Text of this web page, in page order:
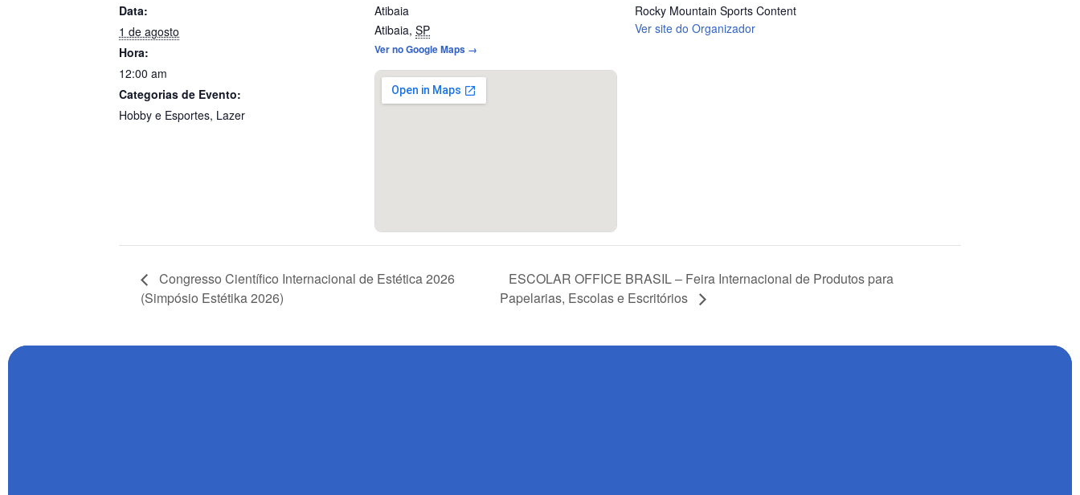
Data:
1 de agosto
Hora:
12:00 am
Categorias de Evento:
Hobby e Esportes, Lazer
Atibaia
Atibaia, SP
Ver no Google Maps →
Rocky Mountain Sports Content
Ver site do Organizador
Congresso Científico Internacional de Estética 2026
(Simpósio Estétika 2026)
ESCOLAR OFFICE BRASIL – Feira Internacional de Produtos para
Papelarias, Escolas e Escritórios